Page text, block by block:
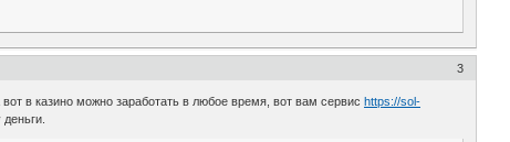
3
в казино можно заработать в любое время, вот вам сервисhttps://sol-